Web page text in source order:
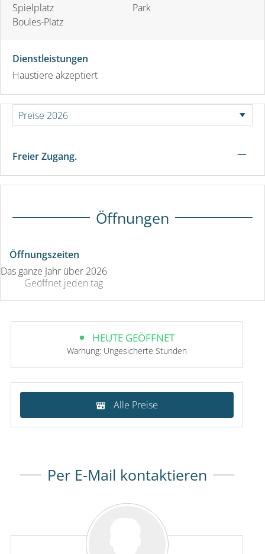
Spielplatz
Boules-Platz
Park
Dienstleistungen
Haustiere akzeptiert
Freier Zugang. —
Öffnungen
Öffnungszeiten
Das ganze Jahr über 2026
Geöffnet jeden tag
HEUTE GEÖFFNET
Warnung: Ungesicherte Stunden
Alle Preise
Per E-Mail kontaktieren